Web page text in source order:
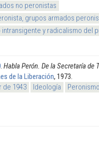
no peronistas
grupos armados
intransigente y radicalismo del
Habla Perón. De la Secretaría de
de la Liberación, 1973.
de 1943
Ideología